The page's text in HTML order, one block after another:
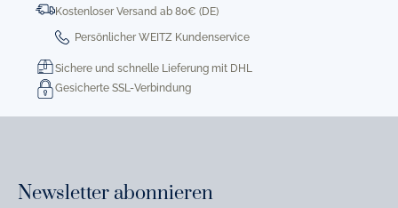
Kostenloser Versand ab 80€ (DE)
Persönlicher WEITZ Kundenservice
Sichere und schnelle Lieferung mit DHL
Gesicherte SSL-Verbindung
Newsletter abonnieren